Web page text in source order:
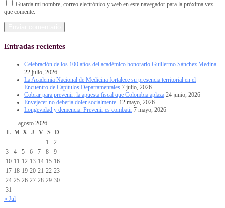
Guarda mi nombre, correo electrónico y web en este navegador para la próxima vez
que comente.
Entradas recientes
Celebración de los 100 años del académico honorario Guillermo Sánchez Medina
22 julio, 2026
La Academia Nacional de Medicina fortalece su presencia territorial en el
Encuentro de Capítulos Departamentales 7 julio, 2026
Cobrar para prevenir: la apuesta fiscal que Colombia aplaza 24 junio, 2026
Envejecer no debería doler socialmente. 12 mayo, 2026
Longevidad y demencia. Prevenir es combatir 7 mayo, 2026
agosto 2026
L M X J V S
D
1
2
3
4 5 6 7 8
9
10 11 12 13 14 15 16
17 18 19 20 21 22 23
24 25 26 27 28 29 30
31
« Jul